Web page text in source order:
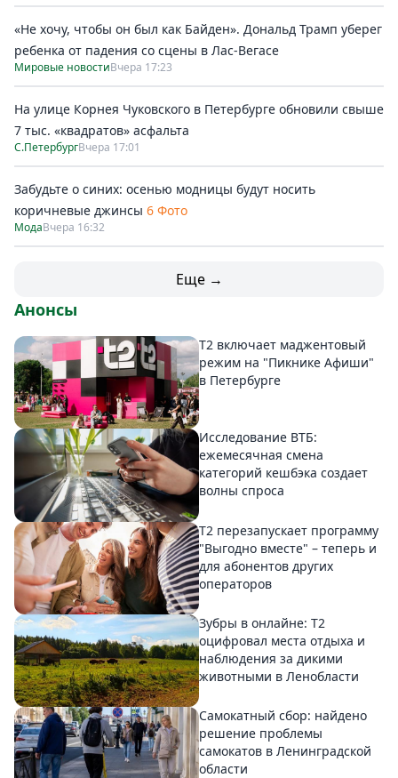
«Не хочу, чтобы он был как Байден». Дональд Трамп уберег
ребенка от падения со сцены в Лас-Вегасе
Мировые новостиВчера 17:23
На улице Корнея Чуковского в Петербурге обновили свыше
7 тыс. «квадратов» асфальта
С.ПетербургВчера 17:01
Забудьте о синих: осенью модницы будут носить
коричневые джинсы 6 Фото
МодаВчера 16:32
Еще →
Анонсы
Т2 включает маджентовый
режим на "Пикнике Афиши"
в Петербурге
Исследование ВТБ:
ежемесячная смена
категорий кешбэка создает
волны спроса
Т2 перезапускает программу
"Выгодно вместе" – теперь и
для абонентов других
операторов
Зубры в онлайне: Т2
оцифровал места отдыха и
наблюдения за дикими
животными в Ленобласти
Самокатный сбор: найдено
решение проблемы
самокатов в Ленинградской
области